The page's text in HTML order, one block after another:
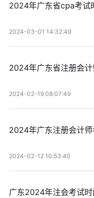
2024年广东省cpa考试
2024-03-01 14:32:49
2024年广东省注册会
2024-02-19 08:07:49
2024年广东注册会计
2024-02-12 10:53:40
广东2024年注会考试